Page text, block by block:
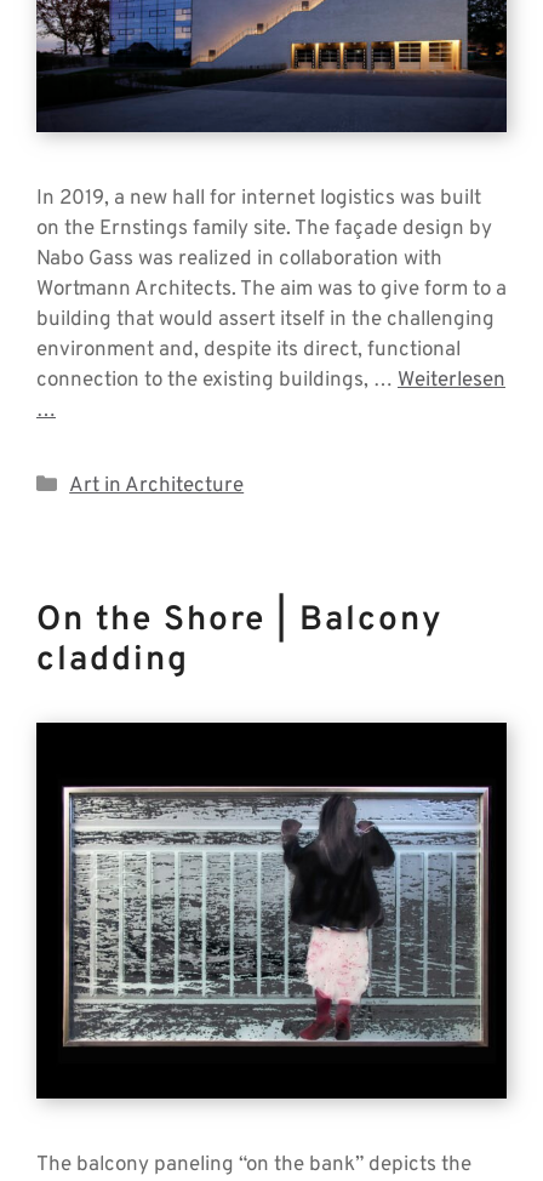
In 2019, a new hall for internet logistics was built
on the Ernstings family site. The façade design by
Nabo Gass was realized in collaboration with
Wortmann Architects. The aim was to give form to a
building that would assert itself in the challenging
environment and, despite its direct, functional
connection to the existing buildings, … Weiterlesen
…
Categories
Art in Architecture
On the Shore | Balcony
cladding
The balcony paneling “on the bank” depicts the